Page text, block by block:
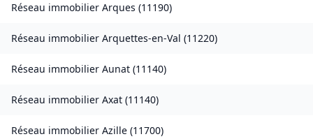
Réseau immobilier Arques (11190)
Réseau immobilier Arquettes-en-Val (11220)
Réseau immobilier Aunat (11140)
Réseau immobilier Axat (11140)
Réseau immobilier Azille (11700)